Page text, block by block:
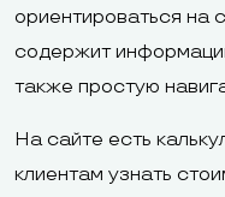
ориентироваться на
содержит
также простую
На сайте есть
клиентам узнать